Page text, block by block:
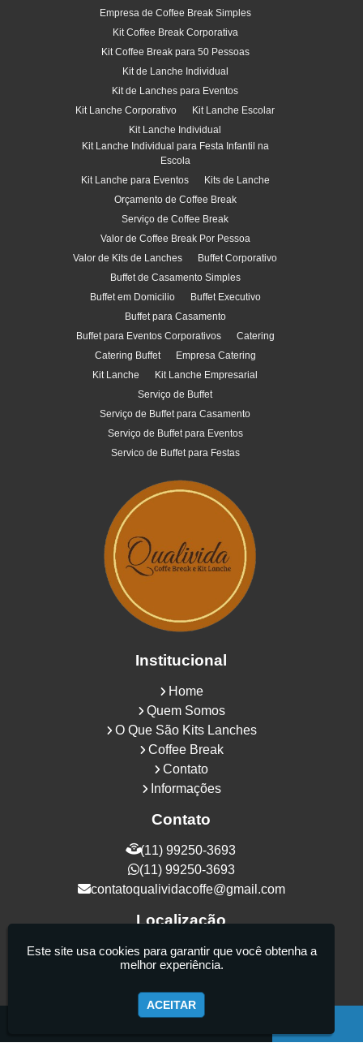
Empresa de Coffee Break Simples
Kit Coffee Break Corporativa
Kit Coffee Break para 50 Pessoas
Kit de Lanche Individual
Kit de Lanches para Eventos
Kit Lanche Corporativo
Kit Lanche Escolar
Kit Lanche Individual
Kit Lanche Individual para Festa Infantil na
Escola
Kit Lanche para Eventos
Kits de Lanche
Orçamento de Coffee Break
Serviço de Coffee Break
Valor de Coffee Break Por Pessoa
Valor de Kits de Lanches
Buffet Corporativo
Buffet de Casamento Simples
Buffet em Domicilio
Buffet Executivo
Buffet para Casamento
Buffet para Eventos Corporativos
Catering
Catering Buffet
Empresa Catering
Kit Lanche
Kit Lanche Empresarial
Serviço de Buffet
Serviço de Buffet para Casamento
Serviço de Buffet para Eventos
Servico de Buffet para Festas
Institucional
Home
Quem Somos
O Que São Kits Lanches
Coffee Break
Contato
Informações
Contato
(11) 99250-3693
(11) 99250-3693
contatoqualividacoffe@gmail.com
Localização
Rua Samurais, 27 - Vila Maria Alta - São
Paulo / SP - CEP: 02130-080
Este site usa cookies para garantir que você obtenha a
melhor experiência.
ACEITAR